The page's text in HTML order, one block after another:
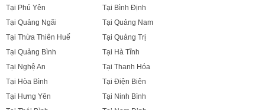
Tại Phú Yên
Tại Bình Định
Tại Quảng Ngãi
Tại Quảng Nam
Tại Thừa Thiên Huế
Tại Quảng Trị
Tại Quảng Bình
Tại Hà Tĩnh
Tại Nghệ An
Tại Thanh Hóa
Tại Hòa Bình
Tại Điện Biên
Tại Hưng Yên
Tại Ninh Bình